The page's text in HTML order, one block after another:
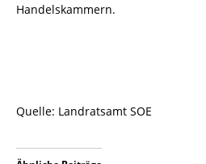
Handelskammern.
Quelle: Landratsamt SOE